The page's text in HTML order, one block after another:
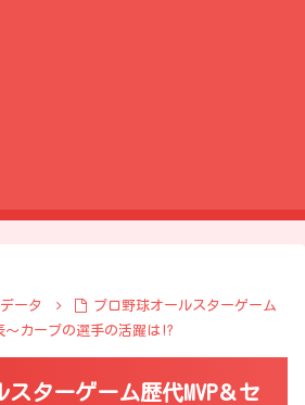
ータ
プロ野球オールスターゲーム
～カープの選手の活躍は!?
ターゲーム歴代MVP＆セ